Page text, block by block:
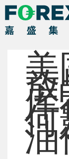
美
放
库
何
油